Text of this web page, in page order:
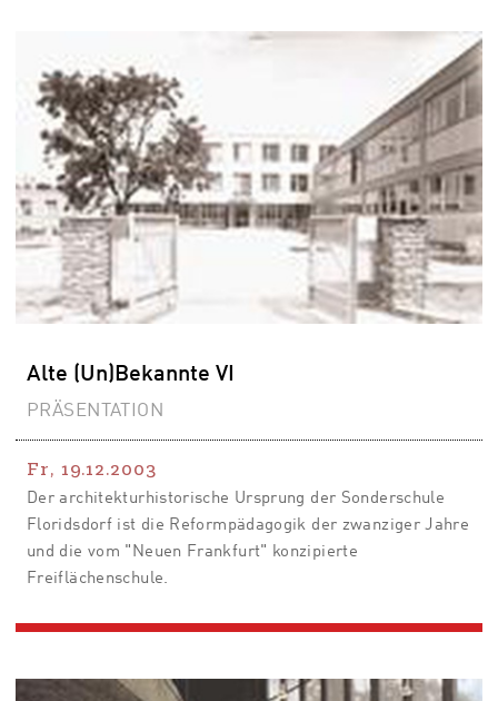
Alte (Un)Bekannte VI
PRÄSENTATION
Fr, 19.12.2003
Der architekturhistorische Ursprung der Sonderschule
Floridsdorf ist die Reformpädagogik der zwanziger Jahre
und die vom "Neuen Frankfurt" konzipierte
Freiflächenschule.